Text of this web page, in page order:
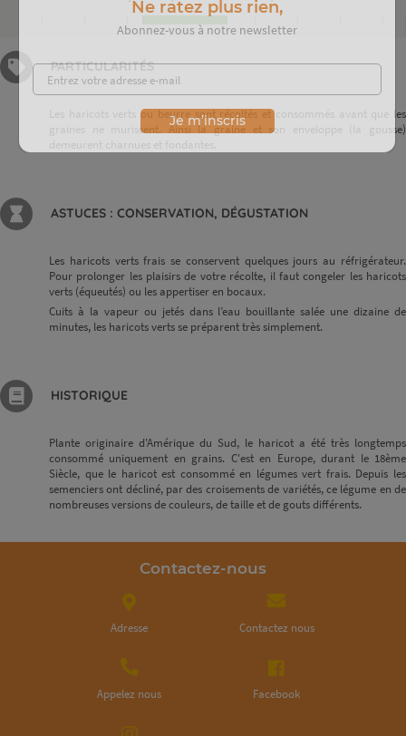
PARTICULARITÉS
Les haricots verts ou beurre sont récoltés et consommés avant que les
graines ne murissent. Ainsi la graine et son enveloppe (la gousse)
demeurent charnues et fondantes.
ASTUCES : CONSERVATION, DÉGUSTATION
Les haricots verts frais se conservent quelques jours au réfrigérateur.
Pour prolonger les plaisirs de votre récolte, il faut congeler les haricots
verts (équeutés) ou les appertiser en bocaux.
Cuits à la vapeur ou jetés dans l’eau bouillante salée une dizaine de
minutes, les haricots verts se préparent très simplement.
HISTORIQUE
Plante originaire d'Amérique du Sud, le haricot a été très longtemps
consommé uniquement en grains. C'est en Europe, durant le 18ème
Siècle, que le haricot est consommé en légumes vert frais. Depuis les
semenciers ont décliné, par des croisements de variétés, ce légume en de
nombreuses versions de couleurs, de taille et de gouts différents.
Contactez-nous
Adresse Contactez nous
Appelez nous Facebook
Ne ratez plus rien,
Je m’inscris